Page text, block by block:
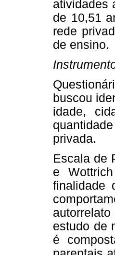
atividades
de 10,51
rede
de ensino.
buscou
idade,
privada.
Escala de
e
finalidade
estudo de
é